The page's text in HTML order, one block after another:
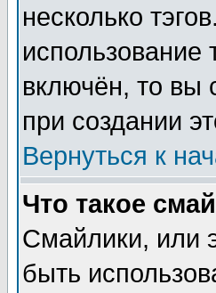
несколько
использование
включён, то вы
при создании
Вернуться к
Что такое
Смайлики, или
быть